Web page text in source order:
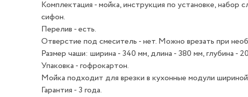
Комплектация - мойка, инструкция по установке, набор
сифон.
Перелив - есть.
Отверстие под смеситель - нет. Можно врезать при
Размер чаши: ширина - 340 мм, длина - 380 мм, глубина -
Упаковка - гофрокартон.
Мойка подходит для врезки в кухонные модули
Гарантия - 3 года.